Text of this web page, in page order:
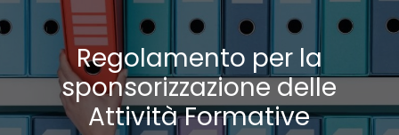
Regolamento per la
sponsorizzazione delle
Attività Formative